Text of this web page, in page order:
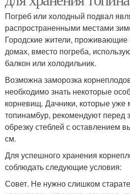
Погреб или холодный подвал
распространенными местами
Городские жители, проживающие
домах, вместо погреба,
балкон или холодильник.
Возможна заморозка
необходимо знать некоторые
корневищ. Дачники, которые
топинамбур, рекомендуют перед
обрезку стеблей с оставлением
см.
Для успешного хранения
соблюдать следующие условия:
Совет. Не нужно слишком